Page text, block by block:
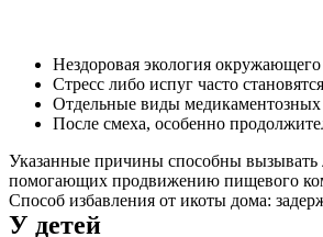
Нездоровая экология
Стресс либо испуг часто
Отдельные виды медикаментозных
После смеха, особенно
Указанные причины способны вызывать
помогающих продвижению пищевого
Способ избавления от икоты дома:
У детей